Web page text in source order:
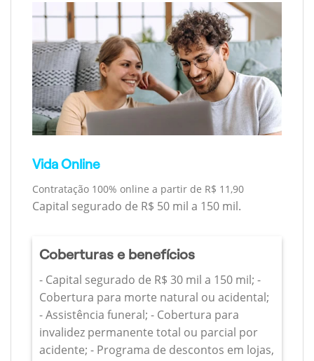
Vida Online
Contratação 100% online a partir de R$ 11,90
Capital segurado de R$ 50 mil a 150 mil.
Coberturas e benefícios
- Capital segurado de R$ 30 mil a 150 mil; -
Cobertura para morte natural ou acidental;
- Assistência funeral; - Cobertura para
invalidez permanente total ou parcial por
acidente; - Programa de descontos em lojas,